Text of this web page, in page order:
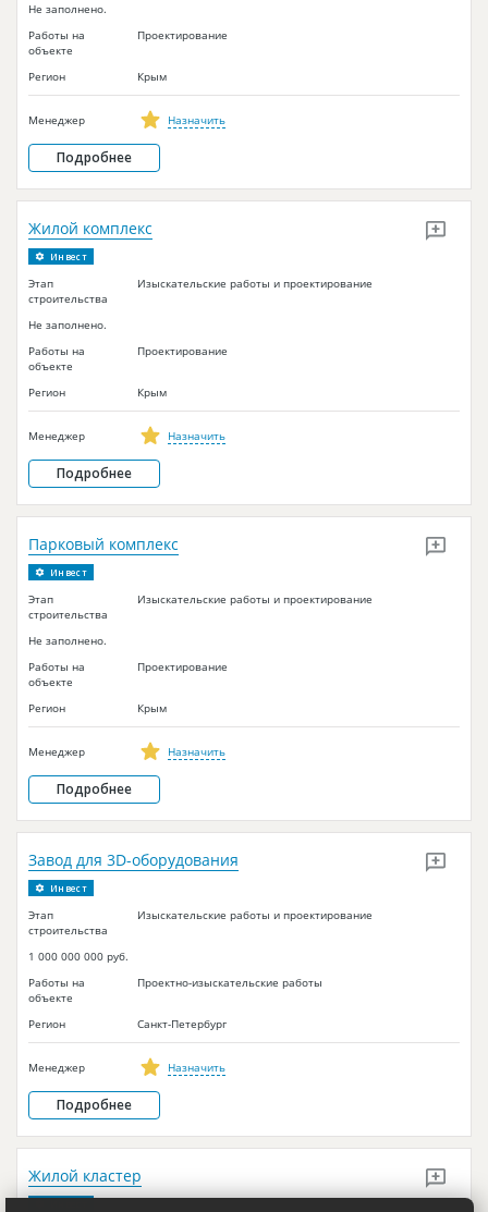
Не заполнено.
Работы на
объекте
Проектирование
Регион Крым
Менеджер Назначить
Подробнее
Инвест
Жилой комплекс
Этап
строительства
Изыскательские работы и проектирование
Не заполнено.
Работы на
объекте
Проектирование
Регион Крым
Менеджер Назначить
Подробнее
Инвест
Парковый комплекс
Этап
строительства
Изыскательские работы и проектирование
Не заполнено.
Работы на
объекте
Проектирование
Регион Крым
Менеджер Назначить
Подробнее
Инвест
Завод для 3D-оборудования
Этап
строительства
Изыскательские работы и проектирование
1 000 000 000 руб.
Работы на
объекте
Проектно-изыскательские работы
Регион Санкт-Петербург
Менеджер Назначить
Подробнее
Жилой кластер